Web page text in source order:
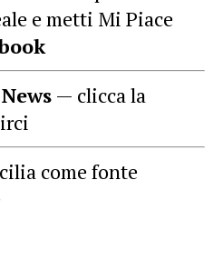
e metti Mi Piace
— clicca la
come fonte